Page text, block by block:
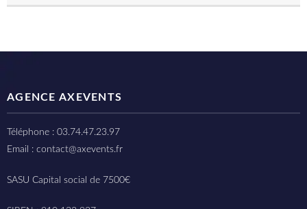
AGENCE AXEVENTS
Téléphone : 03.74.47.23.97
Email : contact@axevents.fr
SASU Capital social de 7500€